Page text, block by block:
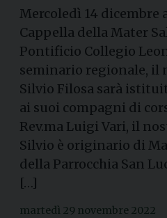
Mercoledì 14 dicembre
Cappella della Mater
Pontificio Collegio
seminario regionale, il
Silvio Filosa sarà
ai suoi compagni di
Rev.ma Luigi Vari, il
Silvio è originario di
della Parrocchia San
[…]
martedì 29 novembre 2022